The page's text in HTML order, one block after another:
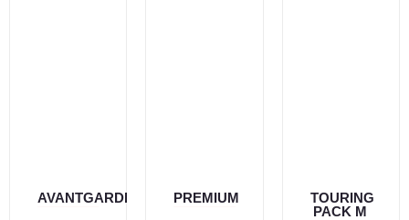
AVANTGARDE PREMIUM
TOURING
PACK M